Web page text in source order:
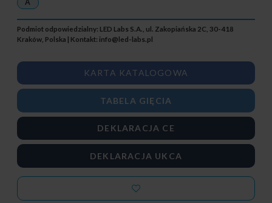
KARTA KATALOGOWA
TABELA GIĘCIA
DEKLARACJA CE
DEKLARACJA UKCA
A
Podmiot odpowiedzialny: LED Labs S.A., ul. Zakopiańska 2C, 30-418
Kraków, Polska | Kontakt: info@led-labs.pl